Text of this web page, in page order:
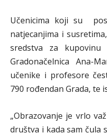
Učenicima koji su
natjecanjima i
sredstva za
Gradonačelnica Ana-
učenike i profesore
790 rođendan Grada, te
„Obrazovanje je vrlo
društva i kada sam čula